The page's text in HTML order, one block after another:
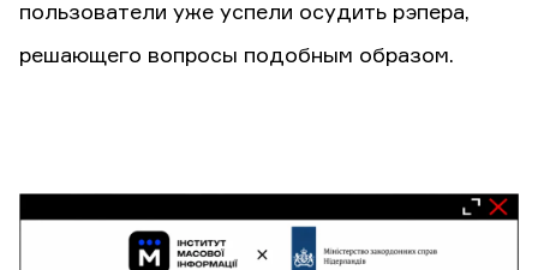
пользователи уже успели осудить рэпера,
решающего вопросы подобным образом.